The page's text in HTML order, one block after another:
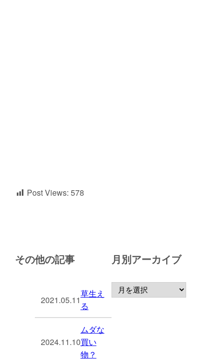
Post Views: 578
その他の記事
2021.05.11
草生え
る
2024.11.10
ムダな
買い
物？
月別アーカイブ